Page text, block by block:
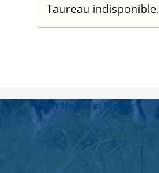
Taureau indisponible.
Prim'Holstein France